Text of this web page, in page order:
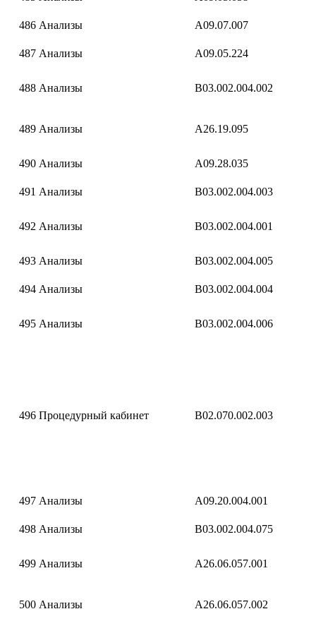
486 Анализы A09.07.007
487 Анализы A09.05.224
488 Анализы B03.002.004.002
489 Анализы A26.19.095
490 Анализы A09.28.035
491 Анализы B03.002.004.003
492 Анализы B03.002.004.001
493 Анализы B03.002.004.005
494 Анализы B03.002.004.004
495 Анализы B03.002.004.006
496 Процедурный кабинет B02.070.002.003
497 Анализы A09.20.004.001
498 Анализы B03.002.004.075
499 Анализы A26.06.057.001
500 Анализы A26.06.057.002